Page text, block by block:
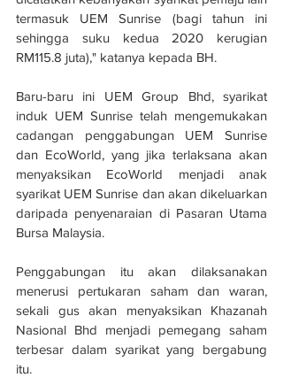
termasuk UEM Sunrise (bagi tahun ini
sehingga suku kedua 2020 kerugian
RM115.8 juta)," katanya kepada BH.
Baru-baru ini UEM Group Bhd, syarikat
induk UEM Sunrise telah mengemukakan
cadangan penggabungan UEM Sunrise
dan EcoWorld, yang jika terlaksana akan
menyaksikan EcoWorld menjadi anak
syarikat UEM Sunrise dan akan dikeluarkan
daripada penyenaraian di Pasaran Utama
Bursa Malaysia.
Penggabungan itu akan dilaksanakan
menerusi pertukaran saham dan waran,
sekali gus akan menyaksikan Khazanah
Nasional Bhd menjadi pemegang saham
terbesar dalam syarikat yang bergabung
itu.